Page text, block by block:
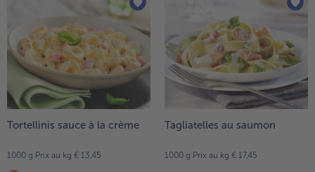
TousPlats cuisinés
Boulangerie & Pâtisserie
TousBoulangerie & Pâtisserie
Entrées, Apéritifs & Snacks
TousEntrées, Apéritifs & Snacks
Produits non surgelés
TousProduits non surgelés
100% Végétarien
liste.
Tortellinis sauce à la crème
1000 g Prix au kg € 13,45
Tagliatelles au saumon
1000 g Prix au kg € 17,45